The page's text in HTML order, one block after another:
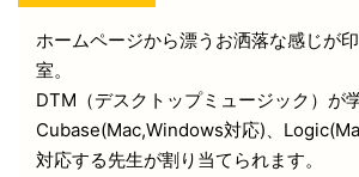
ホームページから漂うお洒落な感じが
室。
DTM（デスクトップミュージック）が
Cubase(Mac,Windows対応)、
対応する先生が割り当てられます。